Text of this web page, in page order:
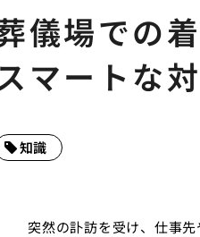
儀場での
マートな
知識
突然の訃訪を受け、仕事